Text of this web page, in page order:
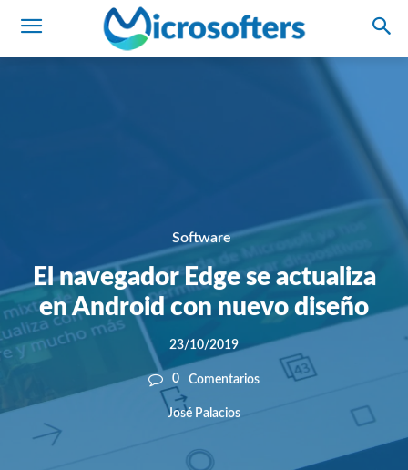
Software
El navegador Edge se actualiza
en Android con nuevo diseño
23/10/2019
0 Comentarios
José Palacios